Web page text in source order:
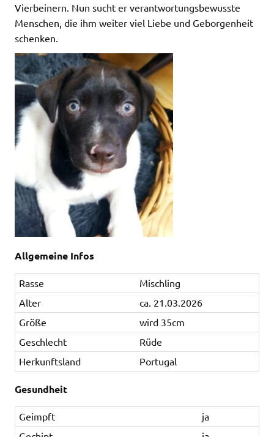
Vierbeinern. Nun sucht er verantwortungsbewusste
Menschen, die ihm weiter viel Liebe und Geborgenheit
schenken.
Allgemeine Infos
Rasse
Mischling
Alter
ca. 21.03.2026
Größe
wird 35cm
Geschlecht
Rüde
Herkunftsland
Portugal
Gesundheit
Geimpft
ja